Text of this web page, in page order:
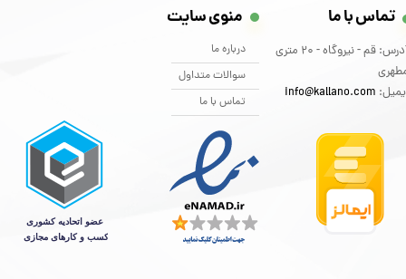
تماس با ما
آدرس: قم - نیروگاه - 20 متری
info@kallano.com​​​​​​​
منوی سایت
درباره ما
سوالات متداول
تماس با ما